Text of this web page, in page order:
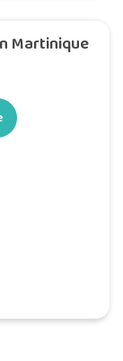
Martinique